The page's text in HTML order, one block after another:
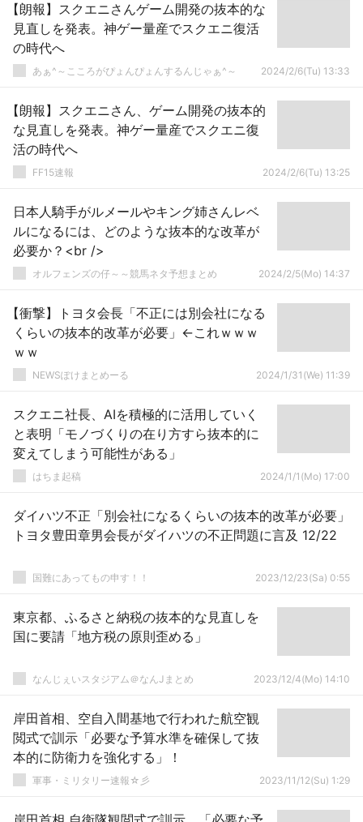
【朗報】スクエニさんゲーム開発の抜本的な
見直しを発表。神ゲー量産でスクエニ復活
の時代へ
あぁ^～こころがぴょんぴょんするんじゃぁ^～ 2024/2/6(Tu) 13:33
【朗報】スクエニさん、ゲーム開発の抜本的
な見直しを発表。神ゲー量産でスクエニ復
活の時代へ
FF15速報 2024/2/6(Tu) 13:25
日本人騎手がルメールやキング姉さんレベ
ルになるには、どのような抜本的な改革が
必要か？<br />
オルフェンズの仔～～競馬ネタ予想まとめ 2024/2/5(Mo) 14:37
【衝撃】トヨタ会長「不正には別会社になる
くらいの抜本的改革が必要」←これｗｗｗ
ｗｗ
NEWSぽけまとめーる 2024/1/31(We) 11:39
スクエニ社長、AIを積極的に活用していく
と表明「モノづくりの在り方すら抜本的に
変えてしまう可能性がある」
はちま起稿 2024/1/1(Mo) 17:00
ダイハツ不正「別会社になるくらいの抜本的改革が必要」
トヨタ豊田章男会長がダイハツの不正問題に言及 12/22
国難にあってもの申す！！ 2023/12/23(Sa) 0:55
東京都、ふるさと納税の抜本的な見直しを
国に要請「地方税の原則歪める」
なんじぇいスタジアム＠なんJまとめ 2023/12/4(Mo) 14:10
岸田首相、空自入間基地で行われた航空観
閲式で訓示「必要な予算水準を確保して抜
本的に防衛力を強化する」！
軍事・ミリタリー速報☆彡 2023/11/12(Su) 1:29